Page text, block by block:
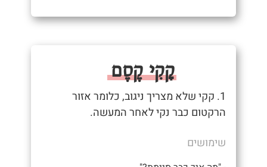
קָקִי קֶסֶם
1. קקי שלא מצריך ניגוב, כלומר אזור
הרקטום כבר נקי לאחר המעשה.
שימושים